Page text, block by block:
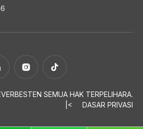
SEMUA HAK TERPELIHARA.
|<
DASAR PRIVASI